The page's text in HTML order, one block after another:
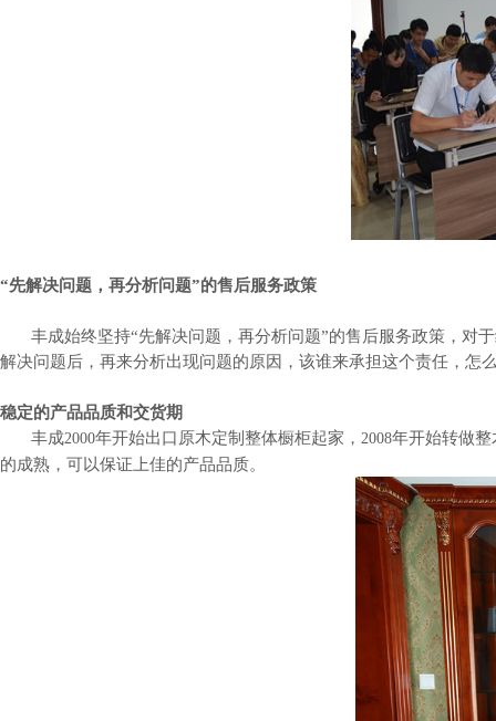
“先解决问题，再分析问题”的售后服务政策
丰成始终坚持“先解决问题，再分析问题”的售后服务政策，对
解决问题后，再来分析出现问题的原因，该谁来承担这个责任，怎
稳定的产品品质和交货期
丰成2000年开始出口原木定制整体橱柜起家， 2008年开始转做整
的成熟，可以保证上佳的产品品质。